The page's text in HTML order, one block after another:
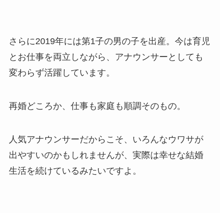
さらに2019年には第1子の男の子を出産。今は育児
とお仕事を両立しながら、アナウンサーとしても
変わらず活躍しています。
再婚どころか、仕事も家庭も順調そのもの。
人気アナウンサーだからこそ、いろんなウワサが
出やすいのかもしれませんが、実際は幸せな結婚
生活を続けているみたいですよ。